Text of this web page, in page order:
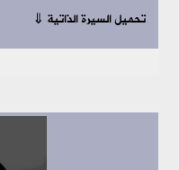
تحميل السيرة الذاتية ⇓